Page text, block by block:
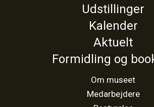
Udstillinger
Kalender
Aktuelt
Formidling og
Om museet
Medarbejdere